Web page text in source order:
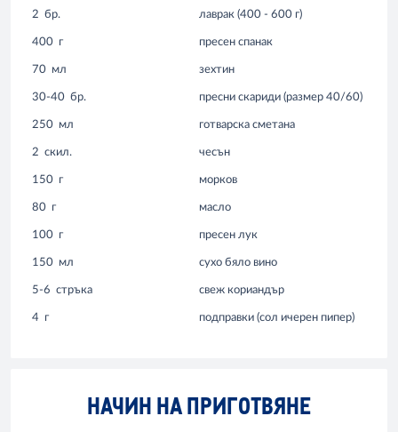
2 бр. лаврак (400 - 600 г)
400 г пресен спанак
70 мл зехтин
30-40 бр. пресни скариди (размер 40/60)
250 мл готварска сметана
2 скил. чесън
150 г морков
80 г масло
100 г пресен лук
150 мл сухо бяло вино
5-6 стръка свеж кориандър
4 г подправки (сол ичерен пипер)
НАЧИН НА ПРИГОТВЯНЕ